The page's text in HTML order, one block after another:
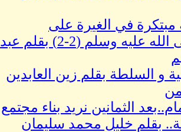
مبتكرة في الغيرة على
المصطفى صلى الله عليه وسلم (2-2) بقلم عبد
و السلطة بقلم زين العابدين
الثمانين نريد بناء مجتمع
بقلم خليل محمد سليمان